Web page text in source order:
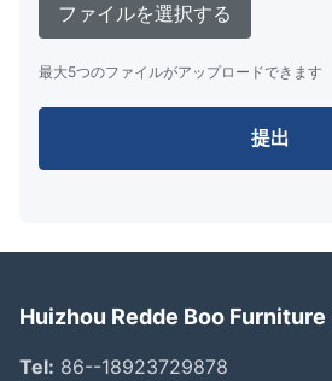
ファイルを選択する
最大5つのファイルがアップロードできます
提出
Huizhou Redde Boo Furniture
Tel: 86--18923729878